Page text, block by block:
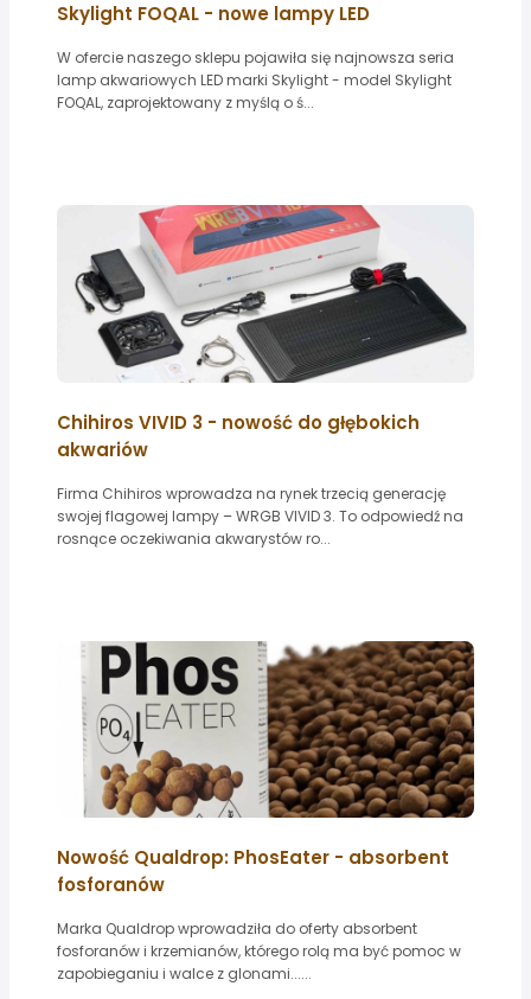
Skylight FOQAL - nowe lampy LED
W ofercie naszego sklepu pojawiła się najnowsza seria
lamp akwariowych LED marki Skylight - model Skylight
FOQAL, zaprojektowany z myślą o ś...
Chihiros VIVID 3 - nowość do głębokich
akwariów
Firma Chihiros wprowadza na rynek trzecią generację
swojej flagowej lampy – WRGB VIVID 3. To odpowiedź na
rosnące oczekiwania akwarystów ro...
Nowość Qualdrop: PhosEater - absorbent
fosforanów
Marka Qualdrop wprowadziła do oferty absorbent
fosforanów i krzemianów, którego rolą ma być pomoc w
zapobieganiu i walce z glonami......